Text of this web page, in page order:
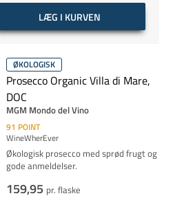
LÆG I KURVEN
ØKOLOGISK
Prosecco Organic Villa di Mare,
DOC
MGM Mondo del Vino
91 POINT
WineWherEver
Økologisk prosecco med sprød frugt og
gode anmeldelser.
159,95 pr. flaske